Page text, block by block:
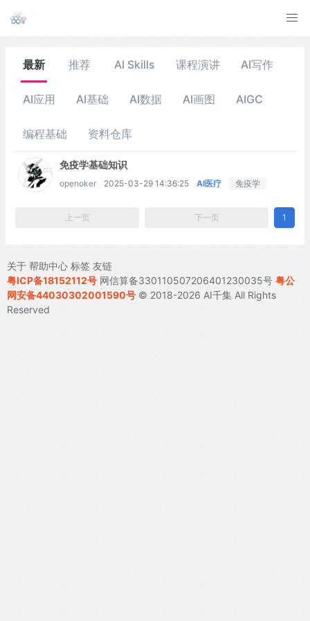
最新 推荐 AI Skills 课程演讲 AI写作
AI应用 AI基础 AI数据 AI画图 AIGC
编程基础 资料仓库
免疫学基础知识
openoker 2025-03-29 14:36:25 AI医疗 免疫学
上一页 下一页 1
关于 帮助中心 标签 友链
粤ICP备18152112号 网信算备330110507206401230035号 粤公
网安备44030302001590号 © 2018-2026 AI千集 All Rights
Reserved